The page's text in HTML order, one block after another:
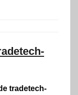
tradetech-